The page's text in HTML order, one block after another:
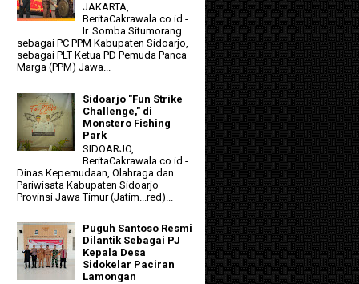
JAKARTA,
BeritaCakrawala.co.id -
Ir. Somba Situmorang
sebagai PC PPM Kabupaten Sidoarjo,
sebagai PLT Ketua PD Pemuda Panca
Marga (PPM) Jawa...
Sidoarjo "Fun Strike
Challenge," di
Monstero Fishing
Park
SIDOARJO,
BeritaCakrawala.co.id -
Dinas Kepemudaan, Olahraga dan
Pariwisata Kabupaten Sidoarjo
Provinsi Jawa Timur (Jatim...red)...
Puguh Santoso Resmi
Dilantik Sebagai PJ
Kepala Desa
Sidokelar Paciran
Lamongan